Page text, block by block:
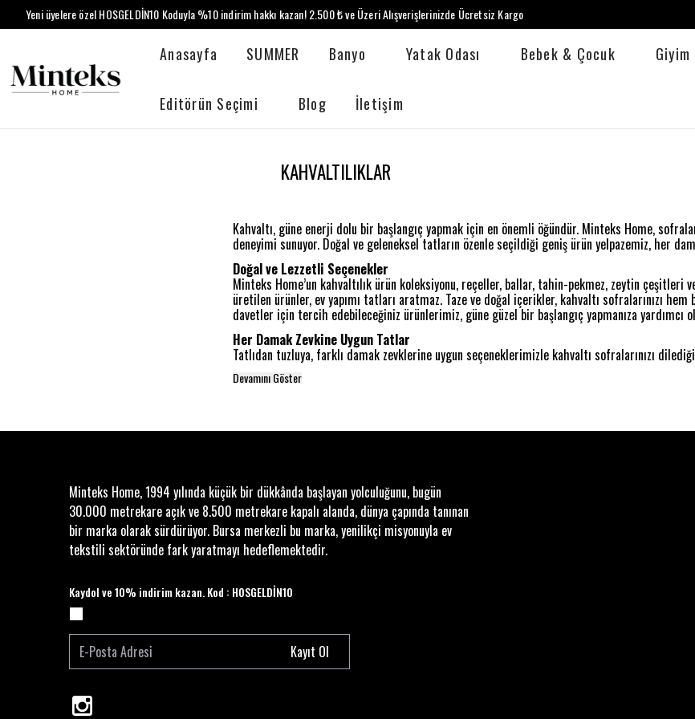
Yeni üyelere özel HOSGELDİN10 Koduyla %10 indirim hakkı kazan! 2.500 ₺ ve Üzeri Alışverişlerinizde Ücretsiz Kargo
Anasayfa SUMMER Banyo Yatak Odası Bebek & Çocuk Giyim
Editörün Seçimi Blog İletişim
KAHVALTILIKLAR
Kahvaltı, güne enerji dolu bir başlangıç yapmak için en önemli öğündür. Minteks Home,
deneyimi sunuyor. Doğal ve geleneksel tatların özenle seçildiği geniş ürün yelpazemiz, her
Doğal ve Lezzetli Seçenekler
Minteks Home’un kahvaltılık ürün koleksiyonu, reçeller, ballar, tahin-pekmez, zeytin
üretilen ürünler, ev yapımı tatları aratmaz. Taze ve doğal içerikler, kahvaltı sofralarınızı
davetler için tercih edebileceğiniz ürünlerimiz, güne güzel bir başlangıç yapmanıza yardımcı
Her Damak Zevkine Uygun Tatlar
Tatlıdan tuzluya, farklı damak zevklerine uygun seçeneklerimizle kahvaltı sofralarınızı
Devamını Göster
Minteks Home, 1994 yılında küçük bir dükkânda başlayan yolculuğunu, bugün
30.000 metrekare açık ve 8.500 metrekare kapalı alanda, dünya çapında tanınan
bir marka olarak sürdürüyor. Bursa merkezli bu marka, yenilikçi misyonuyla ev
tekstili sektöründe fark yaratmayı hedeflemektedir.
Kaydol ve 10% indirim kazan. Kod : HOSGELDİN10
Kayıt Ol